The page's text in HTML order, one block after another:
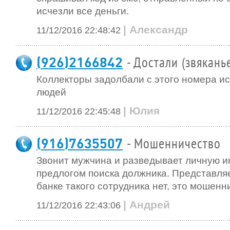
исчезли все деньги.
11/12/2016 22:48:42 | Александр
(926)2166842 - Достали
Коллекторы задолбали с этого номера
людей
11/12/2016 22:45:48 | Юлия
(916)7635507 - Мошенничество
Звонит мужчина и разведывает личную
предлогом поиска должника.
банке такого сотрудника нет, это
11/12/2016 22:43:06 | Андрей